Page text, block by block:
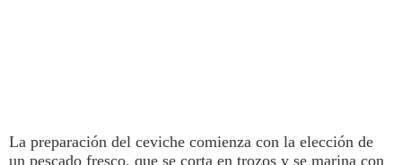
La preparación del ceviche comienza con la elección de
un pescado fresco, que se corta en trozos y se marina con